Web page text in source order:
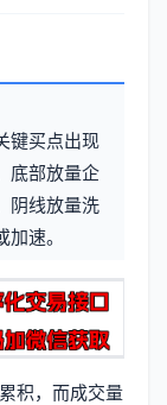
键买点出现
底部放量企
阴线放量洗
速。
积，而成交量